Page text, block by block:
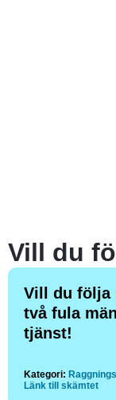
Vill du följa
två fula
tjänst!
Kategori:
Länk till skämtet